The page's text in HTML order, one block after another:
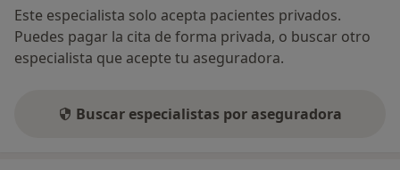
Este especialista solo acepta pacientes privados.
Puedes pagar la cita de forma privada, o buscar otro
especialista que acepte tu aseguradora.
Buscar especialistas por aseguradora